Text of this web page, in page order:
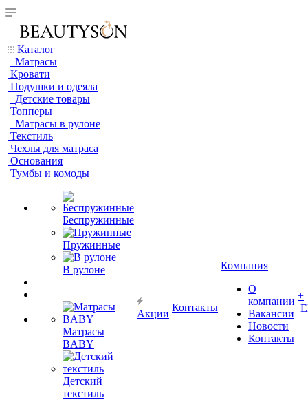
Каталог
Матрасы
Кровати
Подушки и одеяла
Детские товары
Топперы
Матрасы в рулоне
Текстиль
Чехлы для матраса
Основания
Тумбы и комоды
Беспружинные
Пружинные
В рулоне
Матрасы
BABY
Детский
текстиль
Акции
Контакты
Компания
О
компании
Вакансии
Новости
Контакты
+